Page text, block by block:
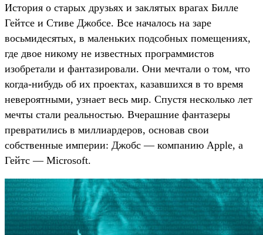
История о старых друзьях и заклятых врагах Билле
Гейтсе и Стиве Джобсе. Все началось на заре
восьмидесятых, в маленьких подсобных помещениях,
где двое никому не известных программистов
изобретали и фантазировали. Они мечтали о том, что
когда-нибудь об их проектах, казавшихся в то время
невероятными, узнает весь мир. Спустя несколько лет
мечты стали реальностью. Вчерашние фантазеры
превратились в миллиардеров, основав свои
собственные империи: Джобс — компанию Apple, а
Гейтс — Microsoft.